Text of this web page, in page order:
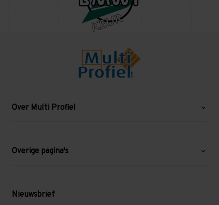
Over Multi Profiel
Blog
Levering en afhalen
Overige pagina's
Mezzanine
Nieuwsbrief